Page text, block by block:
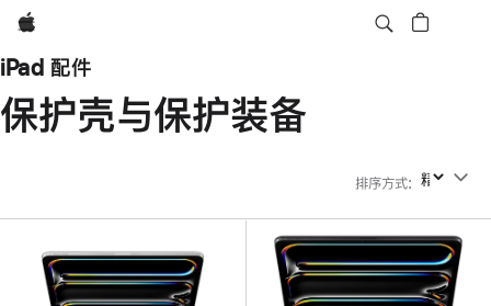
Apple
iPad 配件
保护壳与保护装备
排序方式: 排序方式